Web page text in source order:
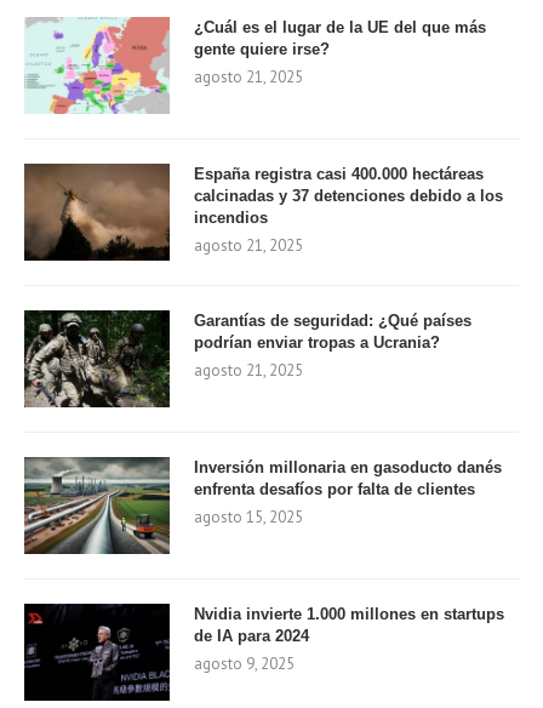
¿Cuál es el lugar de la UE del que más
gente quiere irse?
agosto 21, 2025
España registra casi 400.000 hectáreas
calcinadas y 37 detenciones debido a los
incendios
agosto 21, 2025
Garantías de seguridad: ¿Qué países
podrían enviar tropas a Ucrania?
agosto 21, 2025
Inversión millonaria en gasoducto danés
enfrenta desafíos por falta de clientes
agosto 15, 2025
Nvidia invierte 1.000 millones en startups
de IA para 2024
agosto 9, 2025